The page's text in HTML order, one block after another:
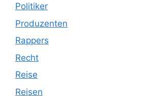
Politiker
Produzenten
Rappers
Recht
Reise
Reisen